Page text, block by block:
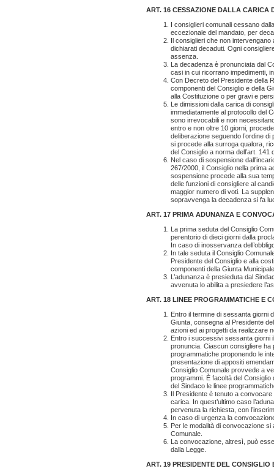
ART. 16 CESSAZIONE DALLA CARICA
I consiglieri comunali cessano
eccezionale del mandato, per
Il consiglieri che non
dichiarati decaduti. Ogni
assenza.
La decadenza è pronunciata dal
casi in cui ricorrano impedimenti,
Con Decreto del Presidente della
componenti del Consiglio e della
alla Costituzione o per gravi e
Le dimissioni dalla carica di
immediatamente al protocollo del
sono irrevocabili e non
entro e non oltre 10 giorni,
deliberazione seguendo l’ordine
si procede alla surroga qualora,
del Consiglio a norma dell’art. 141
Nel caso di sospensione
267/2000, il Consiglio nella prima
sospensione procede alla sua
delle funzioni di consigliere al
maggior numero di voti. La
sopravvenga la decadenza si fa
ART. 17 PRIMA ADUNANZA E
La prima seduta del Consiglio
perentorio di dieci giorni dalla
In caso di inosservanza
In tale seduta il Consiglio
Presidente del Consiglio e alla
componenti della Giunta
L’adunanza è presieduta dal
avvenuta lo abilita a presiedere
ART. 18 LINEE PROGRAMMATICHE E
Entro il termine di sessanta giorni
Giunta, consegna al Presidente
azioni ed ai progetti da realizzare
Entro i successivi sessanta giorni
pronuncia. Ciascun consigliere ha
programmatiche proponendo le
presentazione di appositi
Consiglio Comunale provvede a
programmi. È facoltà del
del Sindaco le linee
Il Presidente è tenuto a
carica. In quest’ultimo caso
pervenuta la richiesta, con
In caso di urgenza la
Per le modalità di convocazione si
Comunale.
La convocazione, altresì, può
dalla Legge.
ART. 19 PRESIDENTE DEL CONSIGLIO